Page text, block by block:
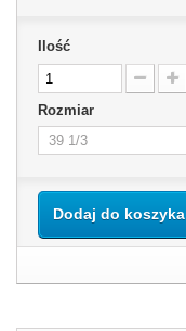
Ilość
Rozmiar
Dodaj do koszyka